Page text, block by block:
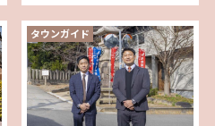
タウンガイド